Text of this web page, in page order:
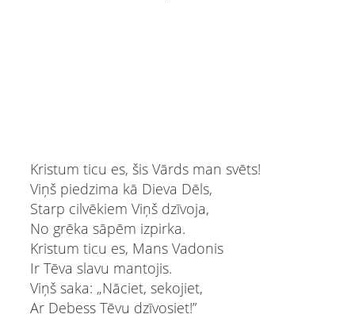
Kristum ticu es, šis Vārds man svēts!
Viņš piedzima kā Dieva Dēls,
Starp cilvēkiem Viņš dzīvoja,
No grēka sāpēm izpirka.
Kristum ticu es, Mans Vadonis
Ir Tēva slavu mantojis.
Viņš saka: „Nāciet, sekojiet,
Ar Debess Tēvu dzīvosiet!”